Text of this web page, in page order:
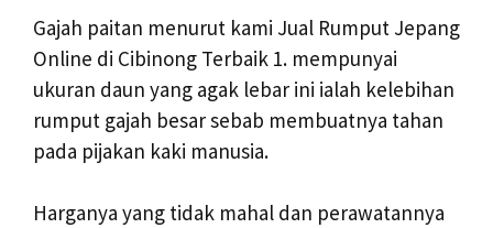
Gajah paitan menurut kami Jual Rumput Jepang
Online di Cibinong Terbaik 1. mempunyai
ukuran daun yang agak lebar ini ialah kelebihan
rumput gajah besar sebab membuatnya tahan
pada pijakan kaki manusia.
Harganya yang tidak mahal dan perawatannya